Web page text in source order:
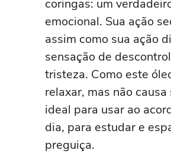
coringas: um
emocional. Sua ação
assim como sua ação
sensação de
tristeza. Como este
relaxar, mas não causa
ideal para usar ao
dia, para estudar e
preguiça.